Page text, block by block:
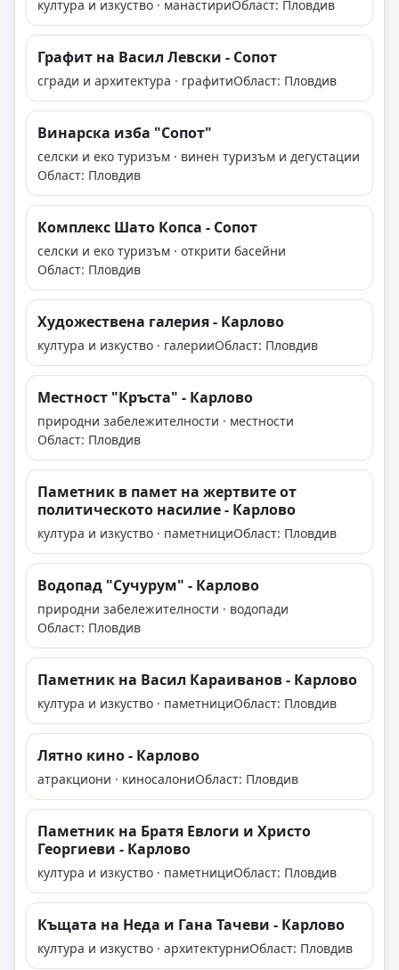
култура и изкуство · манастириОбласт: Пловдив
Графит на Васил Левски - Сопот
сгради и архитектура · графитиОбласт: Пловдив
Винарска изба "Сопот"
селски и еко туризъм · винен туризъм и дегустации
Област: Пловдив
Комплекс Шато Копса - Сопот
селски и еко туризъм · открити басейни
Област: Пловдив
Художествена галерия - Карлово
култура и изкуство · галерииОбласт: Пловдив
Местност "Кръста" - Карлово
природни забележителности · местности
Област: Пловдив
Паметник в памет на жертвите от
политическото насилие - Карлово
култура и изкуство · паметнициОбласт: Пловдив
Водопад "Сучурум" - Карлово
природни забележителности · водопади
Област: Пловдив
Паметник на Васил Караиванов - Карлово
култура и изкуство · паметнициОбласт: Пловдив
Лятно кино - Карлово
атракциони · киносалониОбласт: Пловдив
Паметник на Братя Евлоги и Христо
Георгиеви - Карлово
култура и изкуство · паметнициОбласт: Пловдив
Къщата на Неда и Гана Тачеви - Карлово
култура и изкуство · архитектурниОбласт: Пловдив